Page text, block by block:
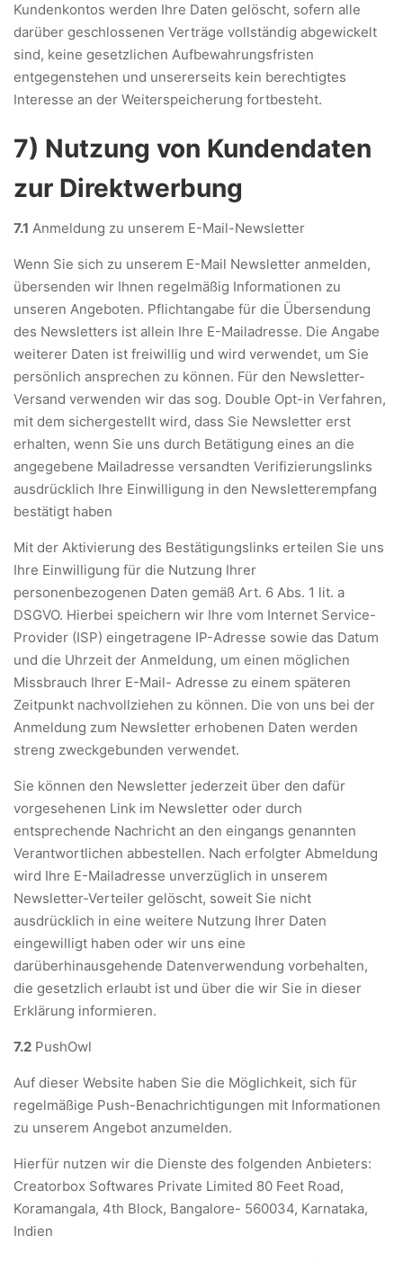
Kundenkontos werden Ihre Daten gelöscht, sofern alle
darüber geschlossenen Verträge vollständig abgewickelt
sind, keine gesetzlichen Aufbewahrungsfristen
entgegenstehen und unsererseits kein berechtigtes
Interesse an der Weiterspeicherung fortbesteht.
7) Nutzung von Kundendaten
zur Direktwerbung
7.1 Anmeldung zu unserem E-Mail-Newsletter
Wenn Sie sich zu unserem E-Mail Newsletter anmelden,
übersenden wir Ihnen regelmäßig Informationen zu
unseren Angeboten. Pflichtangabe für die Übersendung
des Newsletters ist allein Ihre E-Mailadresse. Die Angabe
weiterer Daten ist freiwillig und wird verwendet, um Sie
persönlich ansprechen zu können. Für den Newsletter-
Versand verwenden wir das sog. Double Opt-in Verfahren,
mit dem sichergestellt wird, dass Sie Newsletter erst
erhalten, wenn Sie uns durch Betätigung eines an die
angegebene Mailadresse versandten Verifizierungslinks
ausdrücklich Ihre Einwilligung in den Newsletterempfang
bestätigt haben
Mit der Aktivierung des Bestätigungslinks erteilen Sie uns
Ihre Einwilligung für die Nutzung Ihrer
personenbezogenen Daten gemäß Art. 6 Abs. 1 lit. a
DSGVO. Hierbei speichern wir Ihre vom Internet Service-
Provider (ISP) eingetragene IP-Adresse sowie das Datum
und die Uhrzeit der Anmeldung, um einen möglichen
Missbrauch Ihrer E-Mail- Adresse zu einem späteren
Zeitpunkt nachvollziehen zu können. Die von uns bei der
Anmeldung zum Newsletter erhobenen Daten werden
streng zweckgebunden verwendet.
Sie können den Newsletter jederzeit über den dafür
vorgesehenen Link im Newsletter oder durch
entsprechende Nachricht an den eingangs genannten
Verantwortlichen abbestellen. Nach erfolgter Abmeldung
wird Ihre E-Mailadresse unverzüglich in unserem
Newsletter-Verteiler gelöscht, soweit Sie nicht
ausdrücklich in eine weitere Nutzung Ihrer Daten
eingewilligt haben oder wir uns eine
darüberhinausgehende Datenverwendung vorbehalten,
die gesetzlich erlaubt ist und über die wir Sie in dieser
Erklärung informieren.
7.2 PushOwl
Auf dieser Website haben Sie die Möglichkeit, sich für
regelmäßige Push-Benachrichtigungen mit Informationen
zu unserem Angebot anzumelden.
Hierfür nutzen wir die Dienste des folgenden Anbieters:
Creatorbox Softwares Private Limited 80 Feet Road,
Koramangala, 4th Block, Bangalore- 560034, Karnataka,
Indien